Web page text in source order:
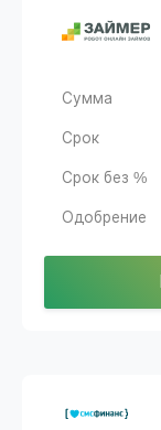
Сумма
Срок
Срок без %
Одобрение